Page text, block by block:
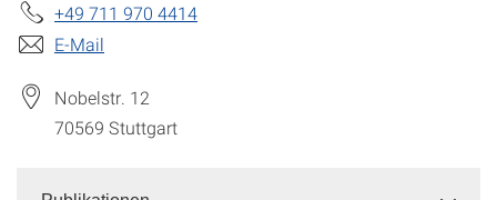
+49 711 970 4414
E-Mail
Nobelstr. 12
70569 Stuttgart